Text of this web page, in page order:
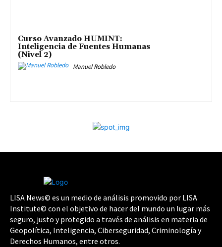
Curso Avanzado HUMINT:
Inteligencia de Fuentes Humanas
(Nivel 2)
Manuel Robledo
LISA News© es un medio de análisis promovido por LISA
Institute© con el objetivo de hacer del mundo un lugar más
seguro, justo y protegido a través de análisis en materia de
Geopolítica, Inteligencia, Ciberseguridad, Criminología y
Derechos Humanos, entre otros.